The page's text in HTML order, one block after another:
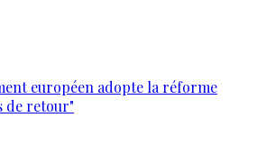
européen adopte la réforme
de retour"